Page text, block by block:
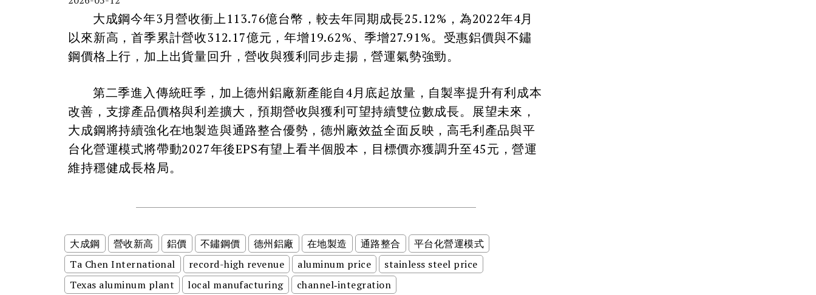
大成鋼今年3月營收衝上113.76億台幣，較去年同期成長25.12%，為2022年4月
以來新高，首季累計營收312.17億元，年增19.62%、季增27.91%。受惠鋁價與不鏽
鋼價格上行，加上出貨量回升，營收與獲利同步走揚，營運氣勢強勁。
第二季進入傳統旺季，加上德州鋁廠新產能自4月底起放量，自製率提升有利成本
改善，支撐產品價格與利差擴大，預期營收與獲利可望持續雙位數成長。展望未來，
大成鋼將持續強化在地製造與通路整合優勢，德州廠效益全面反映，高毛利產品與平
台化營運模式將帶動2027年後EPS有望上看半個股本，目標價亦獲調升至45元，營運
維持穩健成長格局。
大成鋼 營收新高 鋁價 不鏽鋼價 德州鋁廠 在地製造 通路整合
平台化營運模式
Ta Chen International
record-high revenue aluminum price
stainless steel price
Texas aluminum plant
local manufacturing
channel‑integration